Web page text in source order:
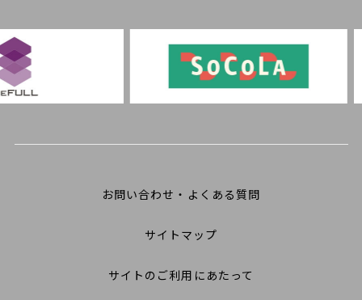
お問い合わせ・よくある質問
サイトマップ
サイトのご利用にあたって